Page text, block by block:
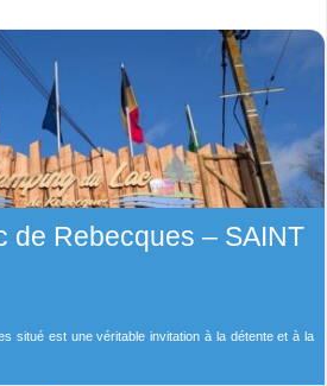
de Rebecques – SAINT
situé est une véritable invitation à la détente et à la